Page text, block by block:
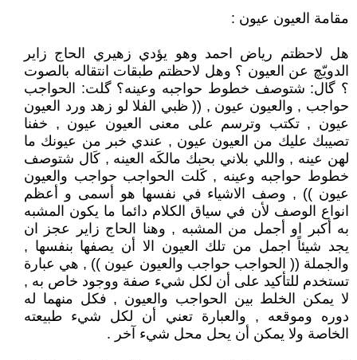
مقامة العيون عيون :
هل لاحظتم رياض احمد وهو يؤدي زهيري الحاج زاير
الدويّچ عن العيون ؟ وهل لاحظتم طبقات انتقاله بالصوت
؟ گال: شتوصف خطوط حواجبه وعينه؟ گلت: الحواجب
حواجب , والعيون عيون , (( ظبي الفلا لو زهد ورد العيون
عيون , تكتب وترسم على معنى العيون عيون , خفنا
تصيبك عليك من العيون عيون , عندي خبر من عيونك ما
لهن عينه , واللي بلاني بحبك مالكَه العينه , كَال شتوصف
خطوط حواجبه وعينه , كَلت الحواجب حواجب والعيون
عيون )) , وصف الاشياء في نفسها هو أسمى و أعظم
انواع الوصف لأن في سياق الكلام دائما ما يكون المشبه
به أكبر او أجمل من المشبه , وهنا الحاج زاير عجز ان
يجد شيئاً اجمل من تلك العيون الا أن يصفها بنفسها ,
والجملة (( الحواجب حواجب والعيون عيون )) , هي عبارة
تستخدم للتأكيد على أن لكل شيء صفة ووجود خاص به ,
لا يمكن الخلط بين الحواجب والعيون , فكل منهما له
دوره وموقعه , والعبارة تعني أن لكل شيء طبيعته
الخاصة ولا يمكن أن يحل محل شيء آخر .